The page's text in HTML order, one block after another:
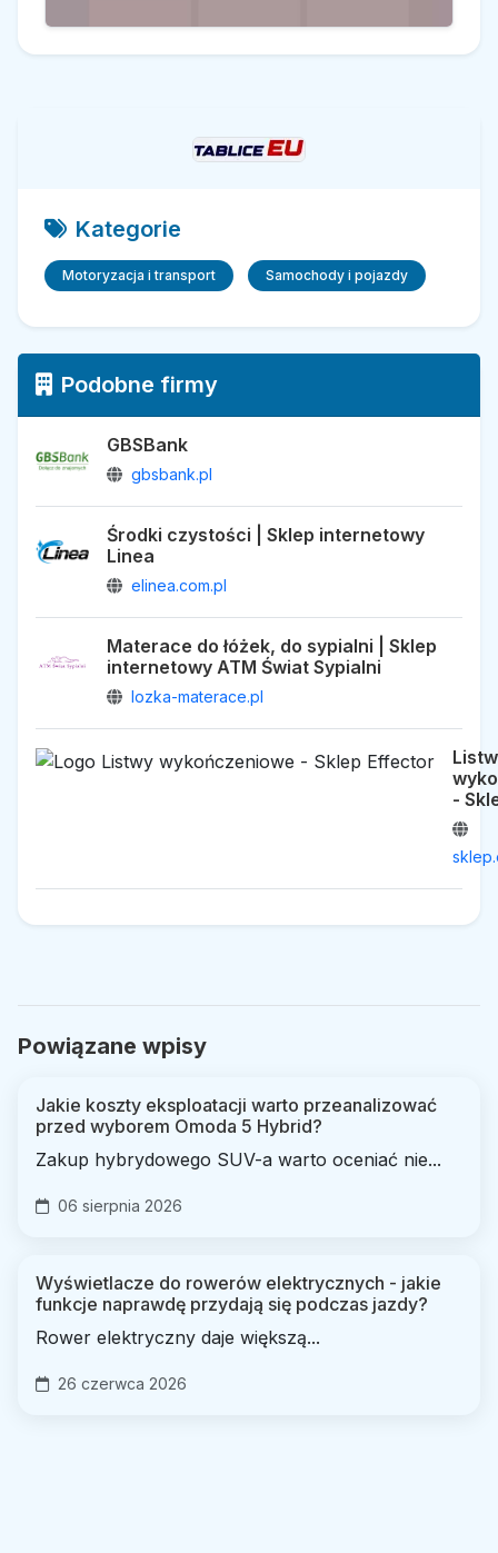
Kategorie
Motoryzacja i transport Samochody i pojazdy
Podobne firmy
GBSBank
gbsbank.pl
Środki czystości | Sklep internetowy
Linea
elinea.com.pl
Materace do łóżek, do sypialni | Sklep
internetowy ATM Świat Sypialni
lozka-materace.pl
-
Powiązane wpisy
Jakie koszty eksploatacji warto przeanalizować
przed wyborem Omoda 5 Hybrid?
Zakup hybrydowego SUV-a warto oceniać nie...
06 sierpnia 2026
Wyświetlacze do rowerów elektrycznych - jakie
funkcje naprawdę przydają się podczas jazdy?
Rower elektryczny daje większą...
26 czerwca 2026